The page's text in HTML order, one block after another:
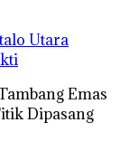
Utara
Emas
Dipasang